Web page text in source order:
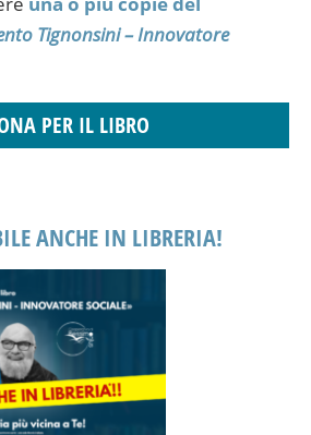
Tignonsini – Innovatore
PER IL LIBRO
ANCHE IN LIBRERIA!